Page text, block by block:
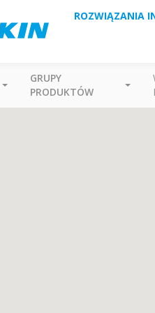
ROZWIĄZANIA
GRUPY
PRODUKTÓW